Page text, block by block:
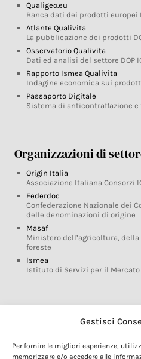
Gestisci
Per fornire le migliori esperienze,
memorizzare e/o accedere alle
Qualigeo.eu
Banca dati dei prodotti europei
Atlante Qualivita
La pubblicazione dei prodotti
Osservatorio Qualivita
Dati ed analisi del settore DOP
Rapporto Ismea Qualivita
Indagine economica sui prodotti
Passaporto Digitale
Sistema di anticontraffazione
Organizzazioni di
Origin Italia
Associazione Italiana Consorzi
Federdoc
Confederazione Nazionale dei
delle denominazioni di origine
Masaf
Ministero dell’agricoltura,
foreste
Ismea
Istituto di Servizi per il Mercato
Glossario DOP IGP
Marchi DOP IGP